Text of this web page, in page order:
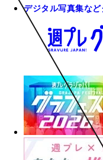
デジタル写真集な